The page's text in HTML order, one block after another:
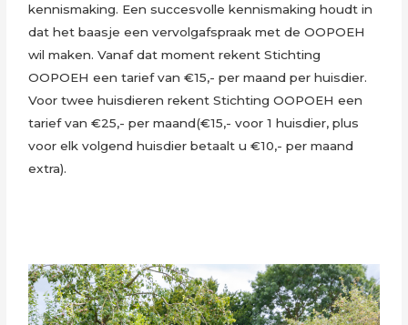
kennismaking. Een succesvolle kennismaking houdt in
dat het baasje een vervolgafspraak met de OOPOEH
wil maken. Vanaf dat moment rekent Stichting
OOPOEH een tarief van €15,- per maand per huisdier.
Voor twee huisdieren rekent Stichting OOPOEH een
tarief van €25,- per maand(€15,- voor 1 huisdier, plus
voor elk volgend huisdier betaalt u €10,- per maand
extra).